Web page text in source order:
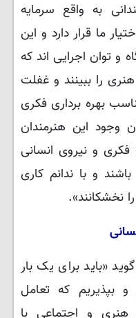
به واقع سرمایه
ما قرار دارد و این
و توان اجرایی اند که
را ببینند و غفلت
بهره ‌برداری فکری
وجود این هنرمندان
و نیروی انسانی
و با ندانم کاری
نخشکانند».
«باید برای یک بار
بپذیریم که تعامل
هنری و اجتماعی با